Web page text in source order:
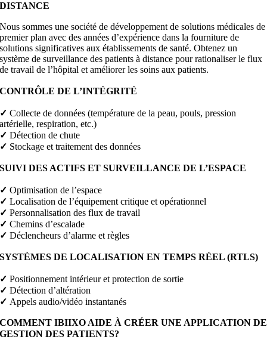
DISTANCE
Nous sommes une société de développement de solutions médicales de
premier plan avec des années d’expérience dans la fourniture de
solutions significatives aux établissements de santé. Obtenez un
système de surveillance des patients à distance pour rationaliser le flux
de travail de l’hôpital et améliorer les soins aux patients.
CONTRÔLE DE L’INTÉGRITÉ
✓ Collecte de données (température de la peau, pouls, pression
artérielle, respiration, etc.)
✓ Détection de chute
✓ Stockage et traitement des données
SUIVI DES ACTIFS ET SURVEILLANCE DE L’ESPACE
✓ Optimisation de l’espace
✓ Localisation de l’équipement critique et opérationnel
✓ Personnalisation des flux de travail
✓ Chemins d’escalade
✓ Déclencheurs d’alarme et règles
SYSTÈMES DE LOCALISATION EN TEMPS RÉEL (RTLS)
✓ Positionnement intérieur et protection de sortie
✓ Détection d’altération
✓ Appels audio/vidéo instantanés
COMMENT IBIIXO AIDE À CRÉER UNE APPLICATION DE
GESTION DES PATIENTS?